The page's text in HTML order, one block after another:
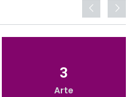
3
Arte